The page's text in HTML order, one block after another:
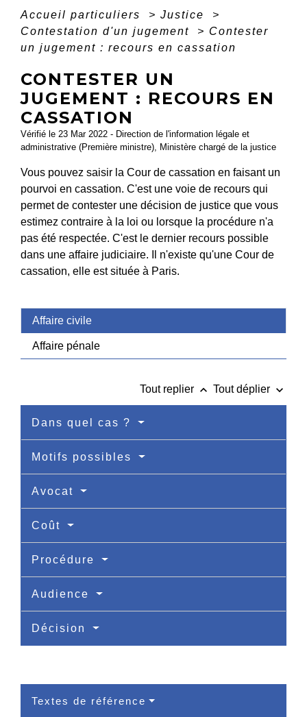
Accueil particuliers > Justice
>
Contestation d'un jugement
> Contester
un jugement : recours en cassation
CONTESTER UN
JUGEMENT : RECOURS EN
CASSATION
Vérifié le 23 Mar 2022 - Direction de l'information légale et
administrative (Première ministre), Ministère chargé de la justice
Vous pouvez saisir la Cour de cassation en faisant un
pourvoi en cassation. C'est une voie de recours qui
permet de contester une décision de justice que vous
estimez contraire à la loi ou lorsque la procédure n'a
pas été respectée. C'est le dernier recours possible
dans une affaire judiciaire. Il n'existe qu'une Cour de
cassation, elle est située à Paris.
Affaire civile
Affaire pénale
Tout replier keyboard_arrow_up Tout déplier keyboard_arrow_down
Dans quel cas ?
Motifs possibles
Avocat
Coût
Procédure
Audience
Décision
Textes de référence